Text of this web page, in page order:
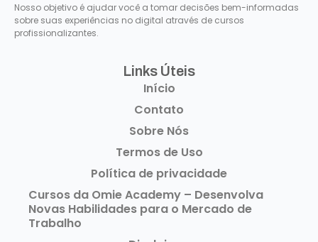
Nosso objetivo é ajudar você a tomar decisões bem-informadas
sobre suas experiências no digital através de cursos
profissionalizantes.
Links Úteis​
Início
Contato
Sobre Nós
Termos de Uso
Política de privacidade
Cursos da Omie Academy – Desenvolva
Novas Habilidades para o Mercado de
Trabalho